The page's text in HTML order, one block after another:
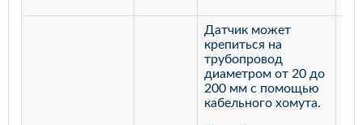
Датчик может
крепиться на
трубопровод
диаметром от 20 до
200 мм с помощью
кабельного хомута.